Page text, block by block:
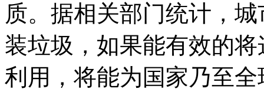
质。据相关部门统计，
装垃圾，如果能有效的
利用，将能为国家乃至